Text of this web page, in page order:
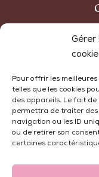
Gérer
Pour offrir les
telles que les cookies
des appareils. Le fait
permettra de traiter des
navigation ou les ID
ou de retirer son
certaines